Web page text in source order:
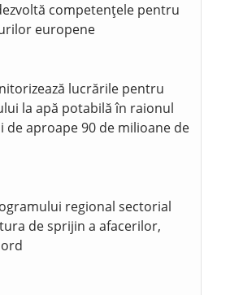
competențele pentru
europene
lucrările pentru
la apă potabilă în raionul
de aproape 90 de milioane de
regional sectorial
de sprijin a afacerilor,